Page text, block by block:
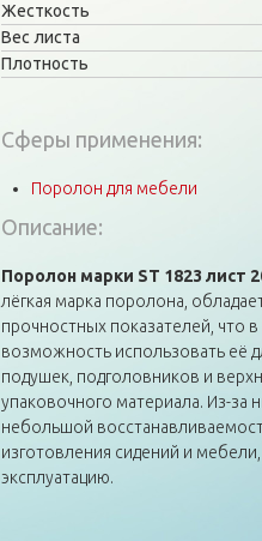
Жесткость
Вес листа
Плотность
Сферы применения:
Поролон для мебели
Описание:
Поролон марки ST 1823 лист
лёгкая марка поролона,
прочностных показателей, что
возможность использовать её
подушек, подголовников и
упаковочного материала. Из-за
небольшой
изготовления сидений и
эксплуатацию.